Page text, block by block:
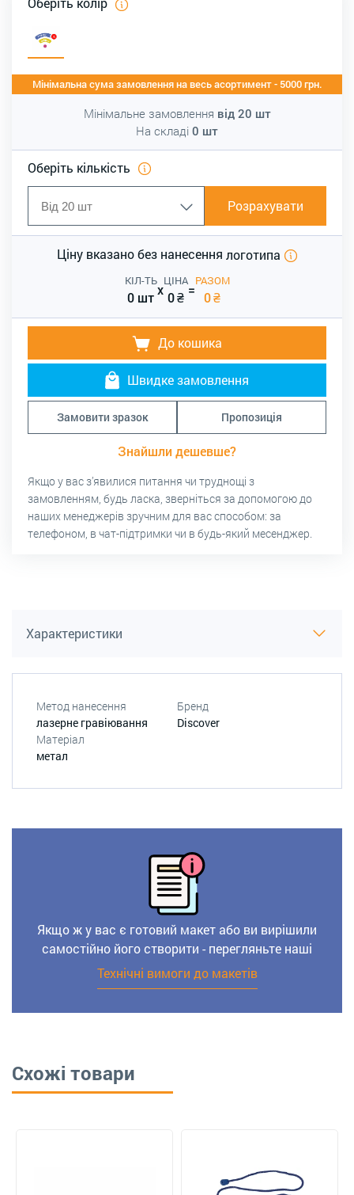
Мінімальна сума замовлення на весь асортимент - 5000 грн.
Мінімальне замовлення від 20 шт
На складі 0 шт
Оберіть кількість
Розрахувати
Ціну вказано без нанесення логотипа
КІЛ-ТЬ
0 штx
ЦІНА
0₴ =
РАЗОМ
0₴
До кошика
Швидке замовлення
Замовити зразок Пропозиція
Знайшли дешевше?
Якщо у вас з’явилися питання чи труднощі з
замовленням, будь ласка, зверніться за допомогою до
наших менеджерів зручним для вас способом: за
телефоном, в чат-підтримки чи в будь-який месенджер.
Характеристики
Метод нанесення
лазерне гравіювання
Бренд
Discover
Матеріал
метал
Якщо ж у вас є готовий макет або ви вирішили
самостійно його створити - перегляньте наші
Технічні вимоги до макетів
Схожі товари